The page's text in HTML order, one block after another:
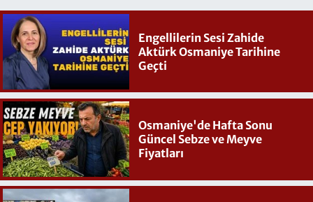
Engellilerin Sesi Zahide
Aktürk Osmaniye Tarihine
Geçti
Osmaniye'de Hafta Sonu
Güncel Sebze ve Meyve
Fiyatları